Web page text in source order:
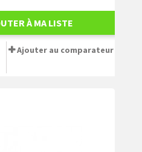
À MA LISTE
Ajouter au comparateur